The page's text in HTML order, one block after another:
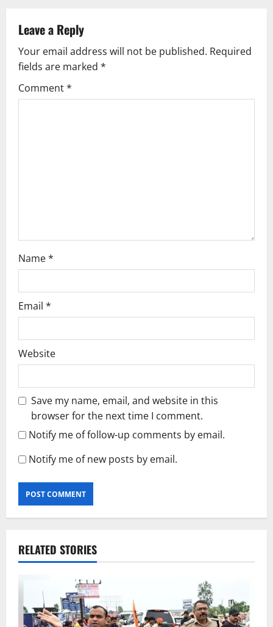
a
v
i
n
Leave a Reply
Your email address will not be published. Required
fields are marked *
Comment*
Name*
Email *
Website
Save my name, email, and website in this
browser for the next time I comment.
Notify me of follow-up comments by email.
Notify me of new posts by email.
RELATED STORIES